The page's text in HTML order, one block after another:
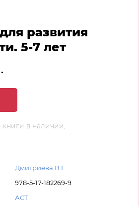
развития
5-7 лет
книги в наличии,
Дмитриева В.Г.
978-5-17-182269-9
АСТ